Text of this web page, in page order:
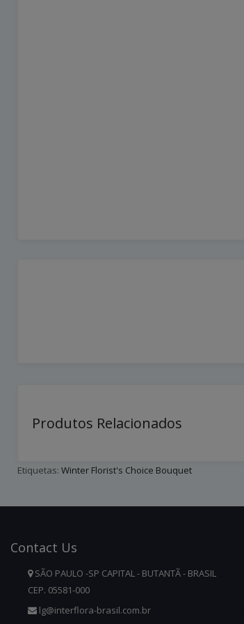
Produtos Relacionados
Etiquetas: Winter Florist's Choice Bouquet
Contact Us
SÃO PAULO -SP CAPITAL - BUTANTÃ - BRASIL
CEP. 05581-000
lg@interflora-brasil.com.br